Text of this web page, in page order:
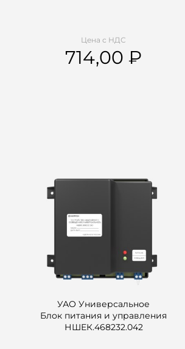
Цена с НДС
714,00
УАО Универсальное
Блок питания и управления
НШЕК.468232.042